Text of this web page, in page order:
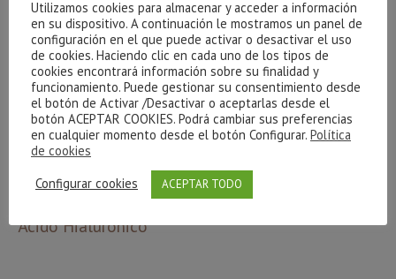
ETIQUETAS
100 natural aethern algas amigos arrugas Atache beauty party
beauty team bebibles bronceado básicos café Carrera de la mujer
celulitis Cestas colágeno corporal creativite cuidados básicos Cvital
envejecimiento facial gel gracias hidrófila higieneIndiba
Limpiezaluminosidad
massadaNavidad Nutricosmética
serum solsorteo
Ácido Hialurónico
Utilizamos cookies para almacenar y acceder a información
en su dispositivo. A continuación le mostramos un panel de
configuración en el que puede activar o desactivar el uso
de cookies. Haciendo clic en cada uno de los tipos de
cookies encontrará información sobre su finalidad y
funcionamiento. Puede gestionar su consentimiento desde
el botón de Activar /Desactivar o aceptarlas desde el
botón ACEPTAR COOKIES. Podrá cambiar sus preferencias
en cualquier momento desde el botón Configurar. Política
de cookies
Configurar cookies
ACEPTAR TODO